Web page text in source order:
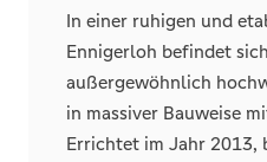
Räume, Flure und Etagen
Schlafzimmer
Badezimmer
Terrassen
In einer ruhigen und
Ennigerloh befindet
außergewöhnlich
in massiver Bauweise
Errichtet im Jahr 2013,